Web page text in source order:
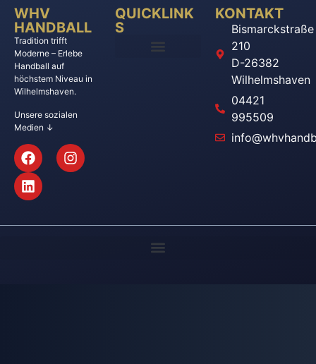
WHV
HANDBALL
Tradition trifft
Moderne – Erlebe
Handball auf
höchstem Niveau in
Wilhelmshaven.
Unsere sozialen
Medien ↓
QUICKLINK
S
KONTAKT
Bismarckstraße
210
D-26382
Wilhelmshaven
04421
995509